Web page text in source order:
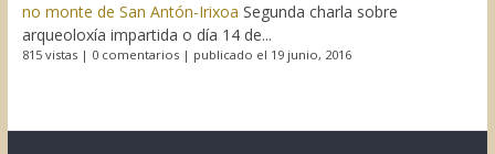
no monte de San Antón-Irixoa Segunda charla sobre
arqueoloxía impartida o día 14 de...
815 vistas| 0 comentarios| publicado el 19 junio, 2016